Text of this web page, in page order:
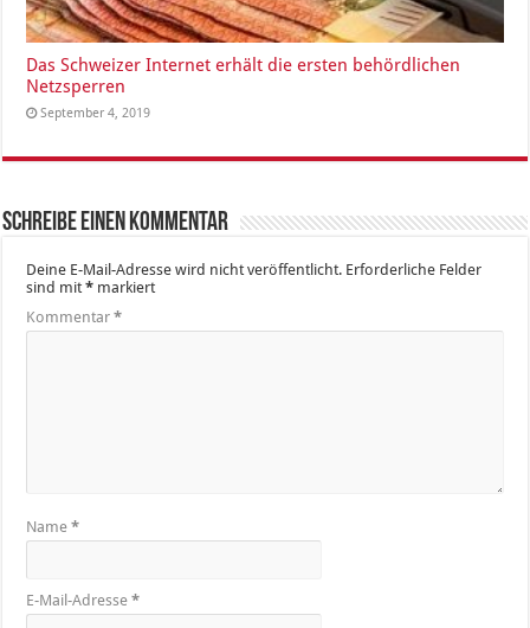
Das Schweizer Internet erhält die ersten behördlichen
Netzsperren
September 4, 2019
Schreibe einen Kommentar
Deine E-Mail-Adresse wird nicht veröffentlicht. Erforderliche Felder
sind mit* markiert
Kommentar*
Name*
E-Mail-Adresse*